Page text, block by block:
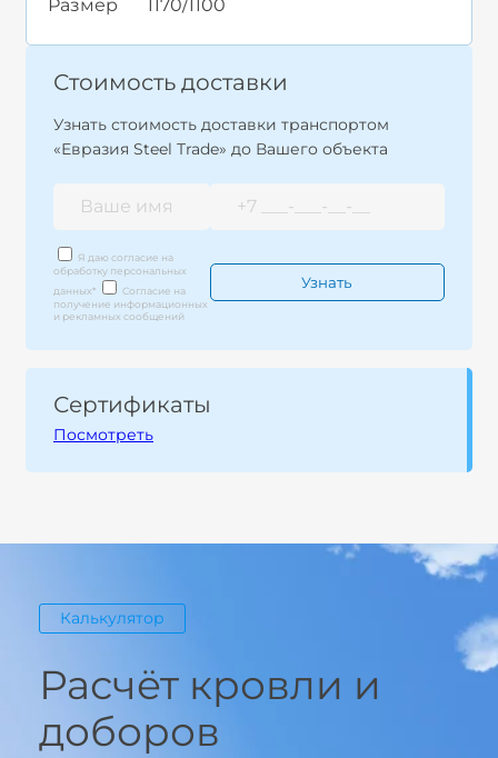
Размер
1170/1100
Стоимость доставки
Узнать стоимость доставки транспортом
«Евразия Steel Trade» до Вашего объекта
Я даю согласие на
обработку персональных
данных*
Согласие на
получение информационных
и рекламных сообщений
Сертификаты
Посмотреть
Калькулятор
Расчёт кровли и
доборов